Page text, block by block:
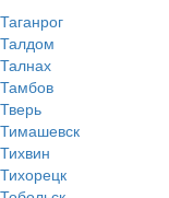
Таганрог
Талдом
Талнах
Тамбов
Тверь
Тимашевск
Тихвин
Тихорецк